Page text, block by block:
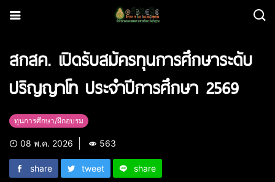
สกสค. เปิดรับสมัครทุนการศึกษาระดับ
ปริญญาโท ประจำปีการศึกษา 2569
ทุนการศึกษา/ฝึกอบรม
08 พ.ค. 2026 563
share tweet share